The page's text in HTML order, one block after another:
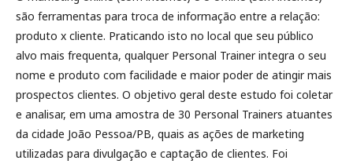
são ferramentas para troca de informação entre a relação:
produto x cliente. Praticando isto no local que seu público
alvo mais frequenta, qualquer Personal Trainer integra o seu
nome e produto com facilidade e maior poder de atingir mais
prospectos clientes. O objetivo geral deste estudo foi coletar
e analisar, em uma amostra de 30 Personal Trainers atuantes
da cidade João Pessoa/PB, quais as ações de marketing
utilizadas para divulgação e captação de clientes. Foi